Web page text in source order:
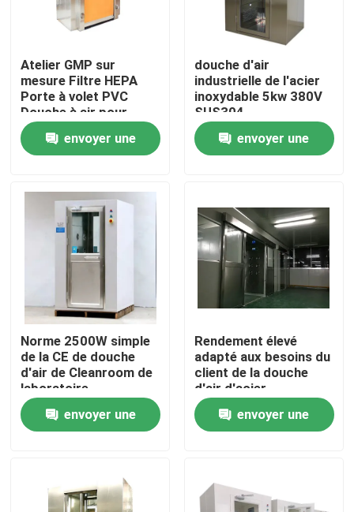
Produits
Au sujet de nous
Visite d'usine
Contrôle de qualité
Contactez-nous
Nouvelles
Cas
Pièce propre modulaire
Atelier GMP sur
mesure Filtre HEPA
Porte à volet PVC
Douche à air pour
marchandises SUS201
envoyer une
douche d'air
industrielle de l'acier
inoxydable 5kw 380V
SUS304
1290*1000*2050
envoyer une
Norme 2500W simple
de la CE de douche
d'air de Cleanroom de
laboratoire
envoyer une
Rendement élevé
adapté aux besoins du
client de la douche
d'air d'acier
inoxydable de
décontamination
1100W
envoyer une